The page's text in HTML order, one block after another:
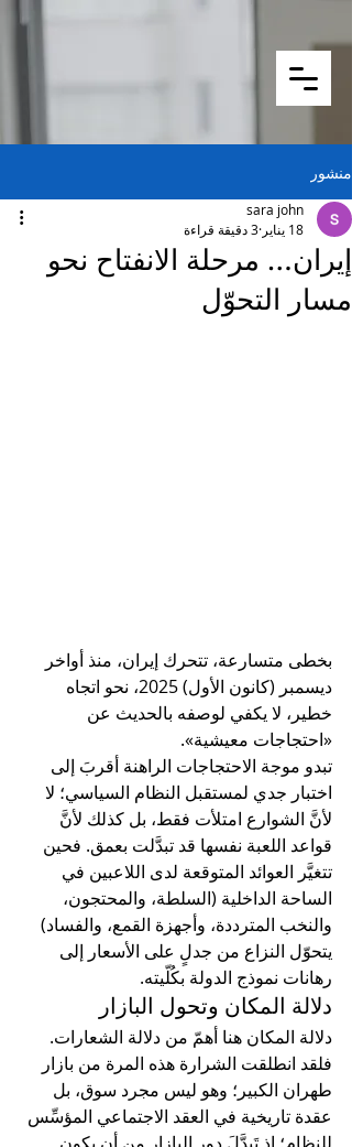
منشور
إيران… مرحلة الانفتاح نحو
مسار التحوّل
sara john
18 يناير
3 دقيقة قراءة
بخطى متسارعة، تتحرك إيران، منذ أواخر
ديسمبر (كانون الأول) 2025، نحو اتجاه
خطير، لا يكفي لوصفه بالحديث عن
«احتجاجات معيشية».
تبدو موجة الاحتجاجات الراهنة أقربَ إلى
اختبار جدي لمستقبل النظام السياسي؛ لا
لأنَّ الشوارع امتلأت فقط، بل كذلك لأنَّ
قواعد اللعبة نفسها قد تبدَّلت بعمق. فحين
تتغيَّر العوائد المتوقعة لدى اللاعبين في
الساحة الداخلية (السلطة، والمحتجون،
والنخب المترددة، وأجهزة القمع، والفساد)
يتحوّل النزاع من جدلٍ على الأسعار إلى
رهانات نموذج الدولة بكُلّيته.
دلالة المكان وتحول البازار
دلالة المكان هنا أهمّ من دلالة الشعارات.
فلقد انطلقت الشرارة هذه المرة من بازار
طهران الكبير؛ وهو ليس مجرد سوق، بل
عقدة تاريخية في العقد الاجتماعي المؤسِّس